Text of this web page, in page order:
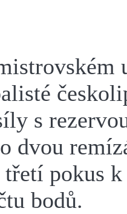
s
dvou
pokus
bodů.